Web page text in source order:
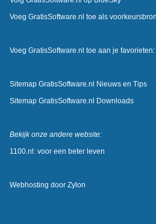
Voeg GratisSoftware.nl toe als
Voeg GratisSoftware.nl toe aan je favorieten:
Sitemap GratisSoftware.nl Nieuws en Tips
Sitemap GratisSoftware.nl Downloads
Bekijk onze andere website:
1100.nl: voor een beter leven
Webhosting door Zylon